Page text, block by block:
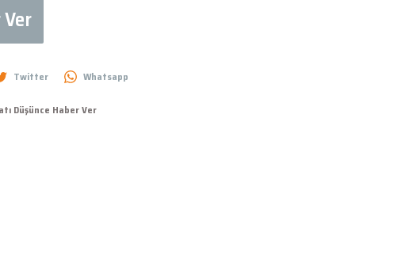
Twitter Whatsapp
Düşünce Haber Ver